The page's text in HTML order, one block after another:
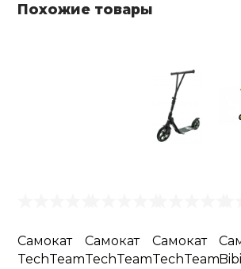
Похожие товары
Самокат
TechTeam
Самокат
TechTeam
Самокат
TechTeam